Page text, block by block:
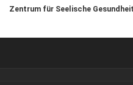
Zentrum für Seelische